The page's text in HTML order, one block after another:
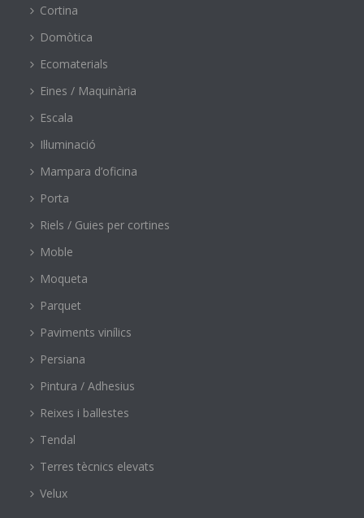
Cortina
Domòtica
Ecomaterials
Eines / Maquinària
Escala
Il·luminació
Mampara d’oficina
Porta
Riels / Guies per cortines
Moble
Moqueta
Parquet
Paviments vinílics
Persiana
Pintura / Adhesius
Reixes i ballestes
Tendal
Terres tècnics elevats
Velux